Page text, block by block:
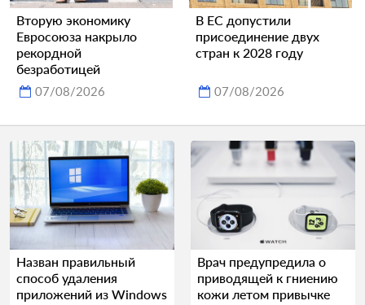
Вторую экономику
Евросоюза накрыло
рекордной
безработицей
07/08/2026
В ЕС допустили
присоединение двух
стран к 2028 году
07/08/2026
Назван правильный
способ удаления
приложений из Windows
Врач предупредила о
приводящей к гниению
кожи летом привычке